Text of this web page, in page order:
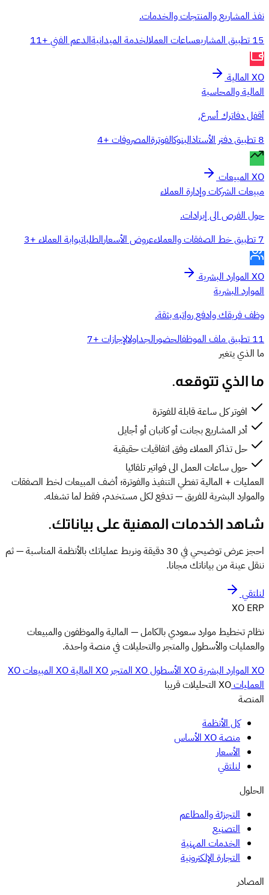
نفذ المشاريع والمنتجات والخدمات.
15 تطبيق
المشاريعساعات العملالخدمة الميدانيةالدعم الفني +11
XO المالية
المالية والمحاسبة
أقفل دفاترك أسرع.
8 تطبيق
دفتر الأستاذالبنوكالفوترةالمصروفات +4
XO المبيعات
مبيعات الشركات وإدارة العملاء
حول الفرص الى إيرادات.
7 تطبيق
خط الصفقات والعملاءعروض الأسعارالطلباتبوابة العملاء +3
XO الموارد البشرية
الموارد البشرية
وظف فريقك وادفع رواتبه بثقة.
11 تطبيق
ملف الموظفالحضورالجداولالإجازات +7
ما الذي يتغير
ما الذي تتوقعه.
افوتر كل ساعة قابلة للفوترة
أدر المشاريع بجانت أو كانبان أو أجايل
حل تذاكر العملاء وفق اتفاقيات حقيقية
حول ساعات العمل الى فواتير تلقائيا
العمليات + المالية تغطي التنفيذ والفوترة؛ أضف المبيعات لخط الصفقات
والموارد البشرية للفريق — تدفع لكل مستخدم، فقط لما تشغله.
شاهد الخدمات المهنية على بياناتك.
احجز عرض توضيحي في 30 دقيقة ونربط عملياتك بالأنظمة المناسبة — ثم
ننقل عينة من بياناتك مجانا.
لنلتقي
XO ERP
نظام تخطيط موارد سعودي بالكامل — المالية والموظفون والمبيعات
والعمليات والأسطول والمتجر والتحليلات في منصة واحدة.
XO الموارد البشرية
XO الأسطول XO المتجر XO المالية XO المبيعات
XO
العملياتXO التحليلات
قريبا
المنصة
كل الأنظمة
منصة XO الأساس
الأسعار
لنلتقي
الحلول
التجزئة والمطاعم
التصنيع
الخدمات المهنية
التجارة الإلكترونية
المصادر